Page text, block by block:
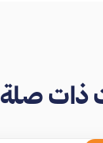
ذات صلة